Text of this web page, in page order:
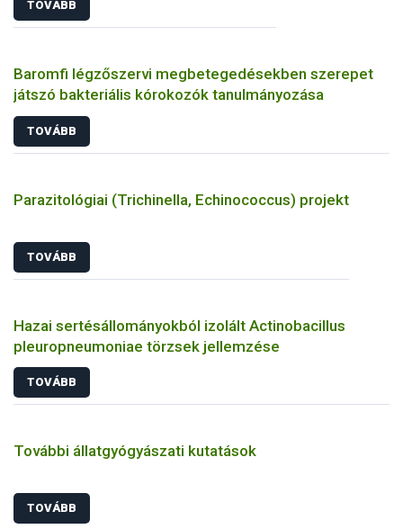
TOVÁBB
Baromfi légzőszervi megbetegedésekben szerepet
játszó bakteriális kórokozók tanulmányozása
TOVÁBB
Parazitológiai (Trichinella, Echinococcus) projekt
TOVÁBB
Hazai sertésállományokból izolált Actinobacillus
pleuropneumoniae törzsek jellemzése
TOVÁBB
További állatgyógyászati kutatások
TOVÁBB